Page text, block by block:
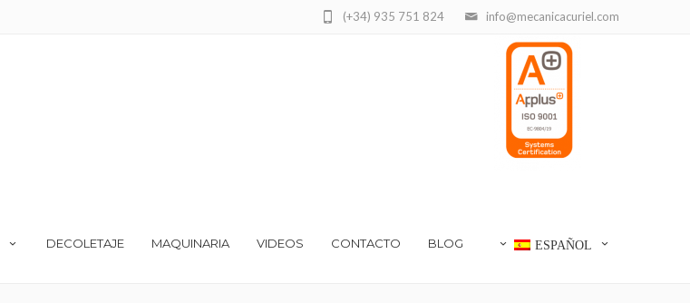
info@mecanicacuriel.com
(+34) 935 751 824
DECOLETAJE MAQUINARIA VIDEOS CONTACTO BLOG ESPAÑOL